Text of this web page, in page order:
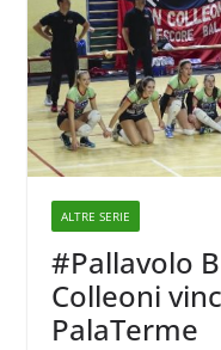
ALTRE SERIE
#Pallavolo
Colleoni
PalaTerme